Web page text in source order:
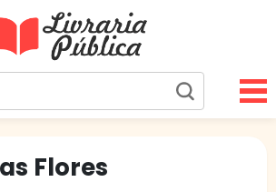
Sua Biblioteca Virtual Gratuita
Flores